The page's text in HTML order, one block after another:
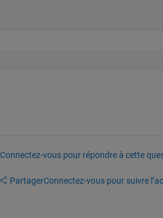
Connectez-vous pour répondre à cette
PartagerConnectez-vous pour suivre